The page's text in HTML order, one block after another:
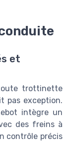
et
trottinette
pas exception.
intègre un
des freins à
contrôle précis